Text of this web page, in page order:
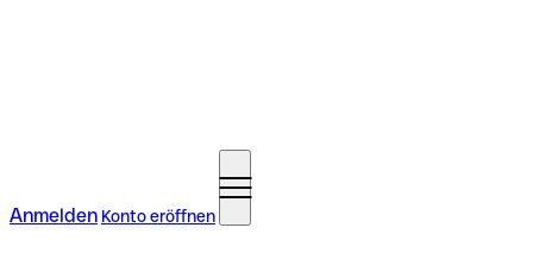
Anmelden Konto eröffnen